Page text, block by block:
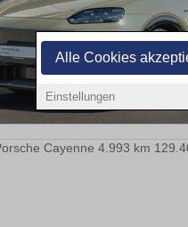
Alle Cookies
Einstellungen